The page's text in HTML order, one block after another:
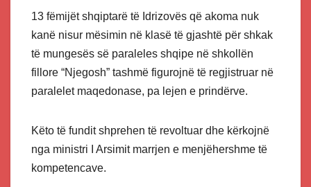
13 fëmijët shqiptarë të Idrizovës që akoma nuk
kanë nisur mësimin në klasë të gjashtë për shkak
të mungesës së paraleles shqipe në shkollën
fillore “Njegosh” tashmë figurojnë të regjistruar në
paralelet maqedonase, pa lejen e prindërve.
Këto të fundit shprehen të revoltuar dhe kërkojnë
nga ministri I Arsimit marrjen e menjëhershme të
kompetencave.